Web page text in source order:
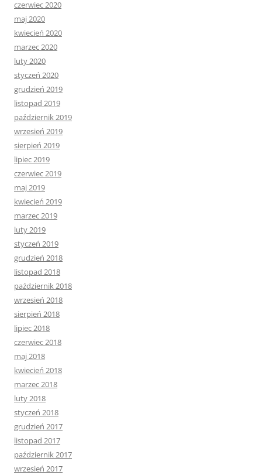
czerwiec 2020
maj 2020
kwiecień 2020
marzec 2020
luty 2020
styczeń 2020
grudzień 2019
listopad 2019
październik 2019
wrzesień 2019
sierpień 2019
lipiec 2019
czerwiec 2019
maj 2019
kwiecień 2019
marzec 2019
luty 2019
styczeń 2019
grudzień 2018
listopad 2018
październik 2018
wrzesień 2018
sierpień 2018
lipiec 2018
czerwiec 2018
maj 2018
kwiecień 2018
marzec 2018
luty 2018
styczeń 2018
grudzień 2017
listopad 2017
październik 2017
wrzesień 2017